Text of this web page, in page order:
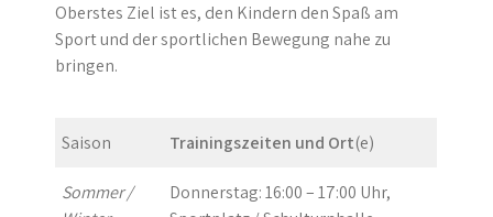
Oberstes Ziel ist es, den Kindern den Spaß am
Sport und der sportlichen Bewegung nahe zu
bringen.
Saison Trainingszeiten und Ort(e)
Sommer /
Donnerstag: 16:00 – 17:00 Uhr,